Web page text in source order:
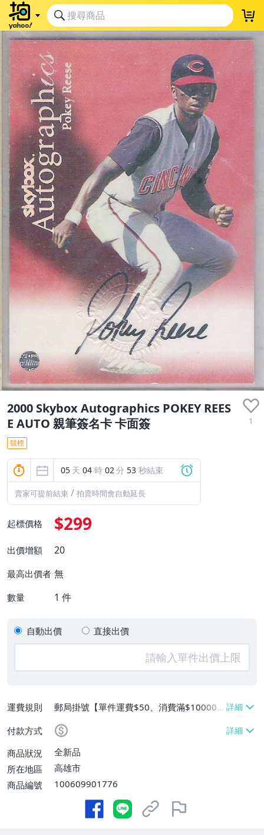
2000 Skybox Autographics POKEY REES
E AUTO 親筆簽名卡 卡面簽
1
競標
05 天 04 時 02分 52 秒結束
賣家可提前結束 / 拍賣時間會自動延長
起標價格 $299
出價增額 20
最高出價者 無
數量 1 件
自動出價 直接出價
運費規則
郵局掛號【單件運費$50、消費滿$100000
免運費】
付款方式
商品狀況
全新品
所在地區
高雄市
商品編號
100609901776